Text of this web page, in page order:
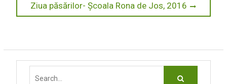
articole
Next
post:
Ziua păsărilor- Școala Rona de Jos, 2016